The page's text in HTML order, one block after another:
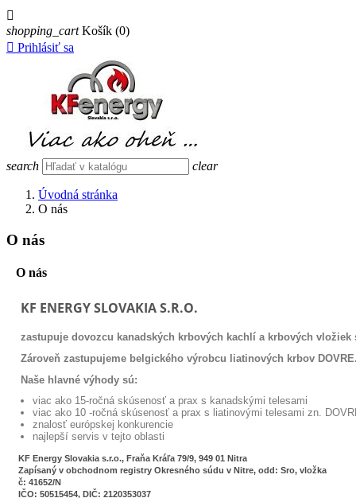

shopping_cart Košík (0)
 Prihlásiť sa
search clear
Úvodná stránka
O nás
O nás
O nás
KF ENERGY SLOVAKIA S.R.O.
zastupuje dovozcu kanadských krbových kachlí a krbových
Zároveň zastupujeme belgického výrobcu liatinových krbov
Naše hlavné výhody sú:
viac ako 15-ročná skúsenosť a prax s kanadskými telesami
viac ako 10 -ročná skúsenosť a prax s liatinovými telesami zn.
znalosť európskej konkurencie
najlepší servis v tejto oblasti
KF Energy Slovakia s.r.o., Fraňa Kráľa 79/9, 949 01 Nitra
Zapísaný v obchodnom registry Okresného súdu v Nitre, odd: Sro, vložka
č: 41652/N
IČO: 50515454, DIČ: 2120353037